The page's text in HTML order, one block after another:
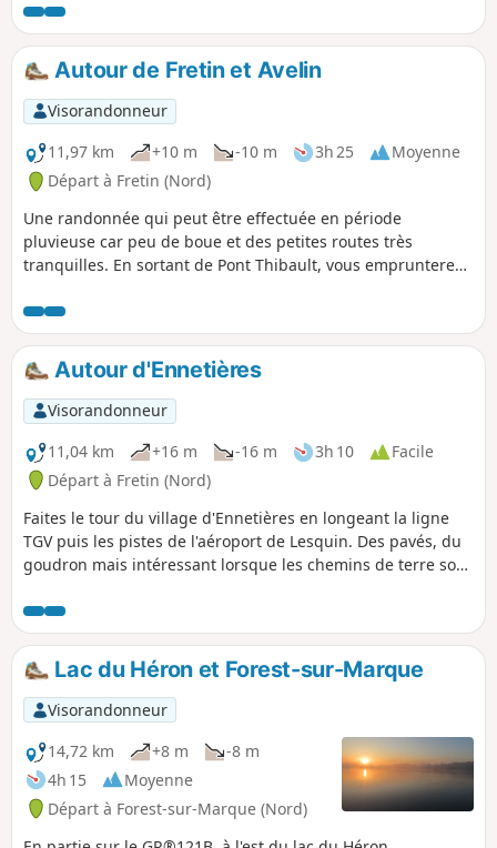
Autour de Fretin et Avelin
Visorandonneur
11,97 km
+10 m -10 m 3h 25
Moyenne
Départ à Fretin (Nord)
Une randonnée qui peut être effectuée en période
pluvieuse car peu de boue et des petites routes très
tranquilles. En sortant de Pont Thibault, vous emprunterez
cyclistes du Paris-Roubaix début Avril.
Autour d'Ennetières
Visorandonneur
11,04 km
+16 m -16 m 3h 10
Facile
Départ à Fretin (Nord)
Faites le tour du village d'Ennetières en longeant la ligne
TGV puis les pistes de l'aéroport de Lesquin. Des pavés, du
goudron mais intéressant lorsque les chemins de terre sont
Lac du Héron et Forest-sur-Marque
Visorandonneur
14,72 km
+8 m
-8 m
4h 15
Moyenne
Départ à Forest-sur-Marque (Nord)